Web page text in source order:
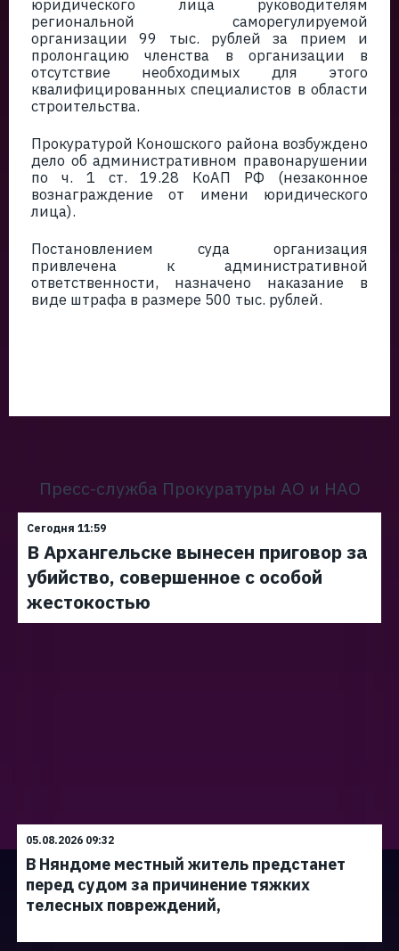
юридического лица руководителям
региональной саморегулируемой
организации 99 тыс. рублей за прием и
пролонгацию членства в организации в
отсутствие необходимых для этого
квалифицированных специалистов в области
строительства.
Прокуратурой Коношского района возбуждено
дело об административном правонарушении
по ч. 1 ст. 19.28 КоАП РФ (незаконное
вознаграждение от имени юридического
лица).
Постановлением суда организация
привлечена к административной
ответственности, назначено наказание в
виде штрафа в размере 500 тыс. рублей.
Пресс-служба Прокуратуры АО и НАО
Сегодня 11:59
В Архангельске вынесен приговор за
убийство, совершенное с особой
жестокостью
05.08.2026 09:32
В Няндоме местный житель предстанет
перед судом за причинение тяжких
телесных повреждений,